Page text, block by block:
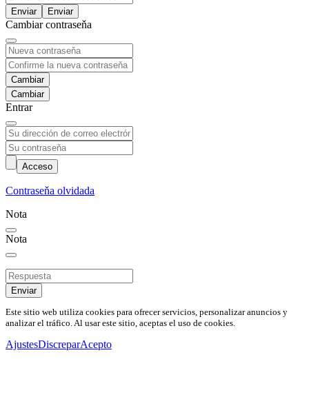
Enviar
Cambiar contraseňa
Cambiar
Entrar
Acceso
Contraseňa olvidada
Nota
Nota
Enviar
Este sitio web utiliza cookies para ofrecer servicios, personalizar anuncios y
analizar el tráfico. Al usar este sitio, aceptas el uso de cookies.
AjustesDiscreparAcepto